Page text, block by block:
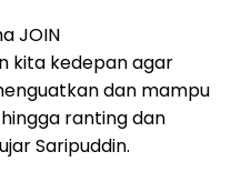
JOIN
kita kedepan agar
dan mampu
ranting dan
Saripuddin.